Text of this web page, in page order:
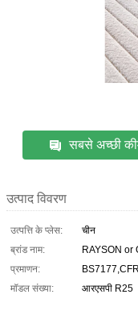
सबसे अच्छी
उत्पाद विवरण
उत्पत्ति के प्लेस:
चीन
ब्रांड नाम:
RAYSON or
प्रमाणन:
मॉडल संख्या:
आरएसपी R25